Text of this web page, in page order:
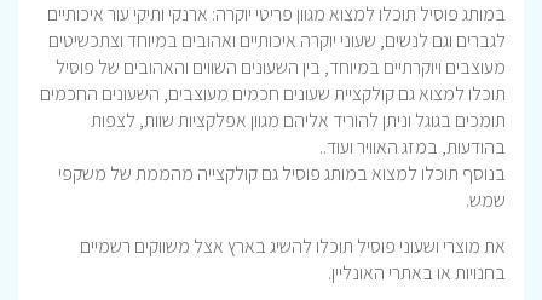
במותג פוסיל תוכלו למצוא מגוון פריטי יוקרה: ארנקי ותיקי עור איכותיים
לגברים וגם לנשים, שעוני יוקרה איכותיים ואהובים במיוחד וצתכשיטים
מעוצבים ויוקרתיים במיוחד, בין השעונים השווים והאהובים של פוסיל
תוכלו למצוא גם קולקציית שעונים חכמים מעוצבים, השעונים החכמים
תומכים בגוגל וניתן להוריד אליהם מגוון אפלקציות שוות, לצפות
בהודעות, במזג האוויר ועוד..
בנוסף תוכלו למצוא במותג פוסיל גם קולקצייה מהממת של משקפי
שמש.
את מוצרי ושעוני פוסיל תוכלו להשיג בארץ אצל משווקים רשמיים
בחנויות או באתרי האונליין.